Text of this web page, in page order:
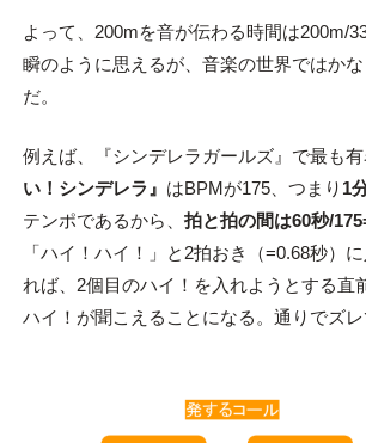
よって、200mを音が伝わる時間は200m/
瞬のように思えるが、音楽の世界ではか
だ。
例えば、『シンデレラガールズ』で最も有
い！シンデレラ』 はBPMが175、つまり 1
テンポであるから、 拍と拍の間は60秒/
「ハイ！ハイ！」と2拍おき（=0.68秒）
れば、2個目のハイ！を入れようとする直
ハイ！が聞こえることになる。通りでズレ